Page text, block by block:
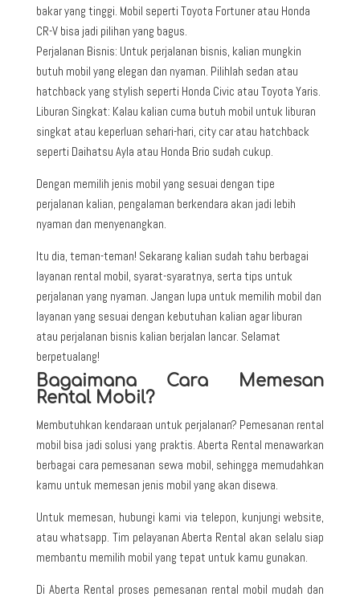
bakar yang tinggi. Mobil seperti Toyota Fortuner atau Honda
CR-V bisa jadi pilihan yang bagus.
Perjalanan Bisnis: Untuk perjalanan bisnis, kalian mungkin
butuh mobil yang elegan dan nyaman. Pilihlah sedan atau
hatchback yang stylish seperti Honda Civic atau Toyota Yaris.
Liburan Singkat: Kalau kalian cuma butuh mobil untuk liburan
singkat atau keperluan sehari-hari, city car atau hatchback
seperti Daihatsu Ayla atau Honda Brio sudah cukup.
Dengan memilih jenis mobil yang sesuai dengan tipe
perjalanan kalian, pengalaman berkendara akan jadi lebih
nyaman dan menyenangkan.
Itu dia, teman-teman! Sekarang kalian sudah tahu berbagai
layanan rental mobil, syarat-syaratnya, serta tips untuk
perjalanan yang nyaman. Jangan lupa untuk memilih mobil dan
layanan yang sesuai dengan kebutuhan kalian agar liburan
atau perjalanan bisnis kalian berjalan lancar. Selamat
berpetualang!
Bagaimana Cara Memesan
Rental Mobil?
Membutuhkan kendaraan untuk perjalanan? Pemesanan rental
mobil bisa jadi solusi yang praktis. Aberta Rental menawarkan
berbagai cara pemesanan sewa mobil, sehingga memudahkan
kamu untuk memesan jenis mobil yang akan disewa.
Untuk memesan, hubungi kami via telepon, kunjungi website,
atau whatsapp. Tim pelayanan Aberta Rental akan selalu siap
membantu memilih mobil yang tepat untuk kamu gunakan.
Di Aberta Rental proses pemesanan rental mobil mudah dan